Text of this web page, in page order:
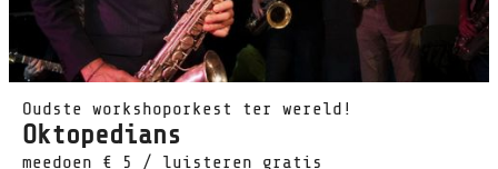
Oudste workshoporkest ter wereld!
Oktopedians
meedoen € 5 / luisteren gratis